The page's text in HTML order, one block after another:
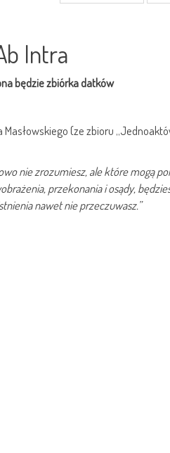
Intra
będzie zbiórka datków
(ze zbioru
nie zrozumiesz, ale które mogą
przekonania i osądy,
nawet nie przeczuwasz.”